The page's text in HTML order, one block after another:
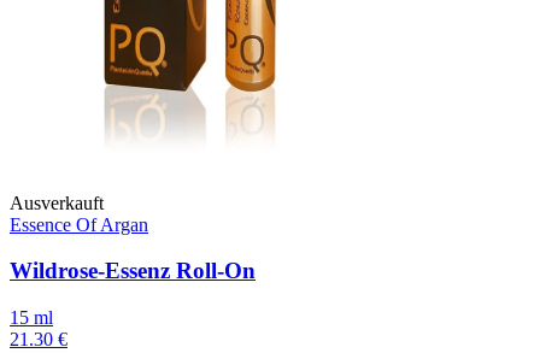
Ausverkauft
Essence Of Argan
Wildrose-Essenz Roll-On
15 ml
21.30 €